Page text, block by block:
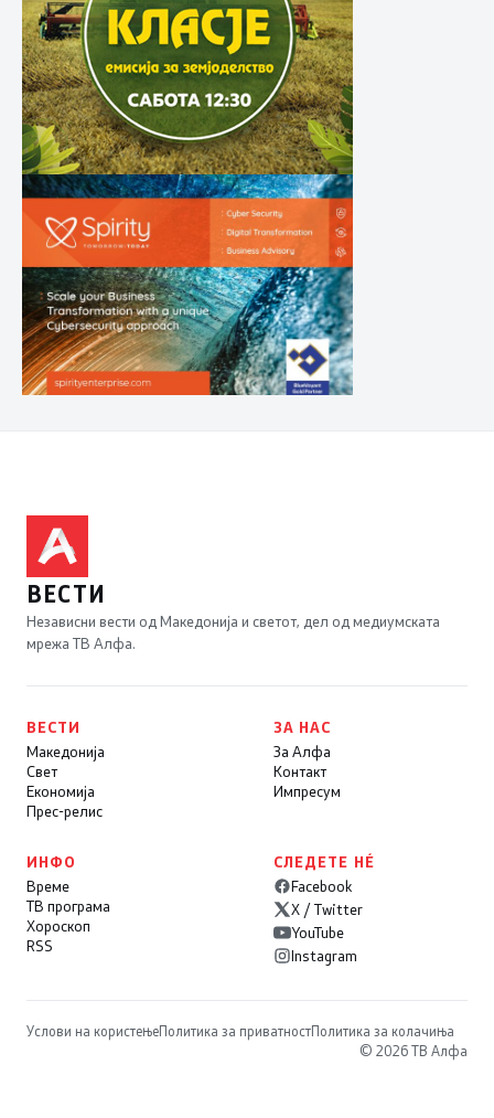
ВЕСТИ
Независни вести од Македонија и светот, дел од медиумската
мрежа ТВ Алфа.
ВЕСТИ
Македонија
Свет
Економија
Прес-релис
ЗА НАС
За Алфа
Контакт
Импресум
ИНФО
Време
ТВ програма
Хороскоп
RSS
СЛЕДЕТЕ НÉ
Facebook
X / Twitter
YouTube
Instagram
Услови на користењеПолитика за приватностПолитика за колачиња
© 2026 ТВ Алфа